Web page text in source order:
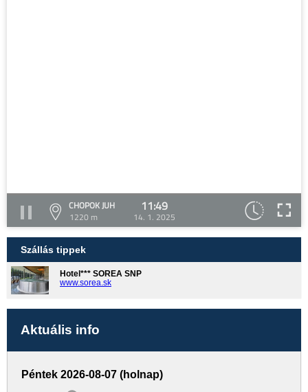
CHOPOK JUH
1220 m
11:49
14. 1. 2025
Szállás tippek
Hotel*** SOREA SNP
www.sorea.sk
Aktuális info
Péntek 2026-08-07 (holnap)